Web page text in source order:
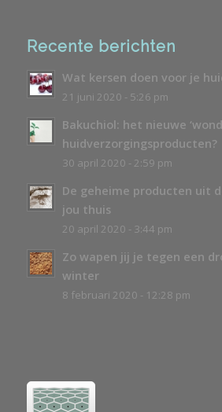
Recente berichten
Wat kersen doen voor je
21 juni 2020 - 5:26 pm
Bakuchiol: het nieuwe
huidverzorgingsproducten?
30 april 2020 - 2:59 pm
De geheime producten uit
jou thuis
20 april 2020 - 3:44 pm
Zo wapen jij je tegen een
winter
8 februari 2020 - 12:28 pm